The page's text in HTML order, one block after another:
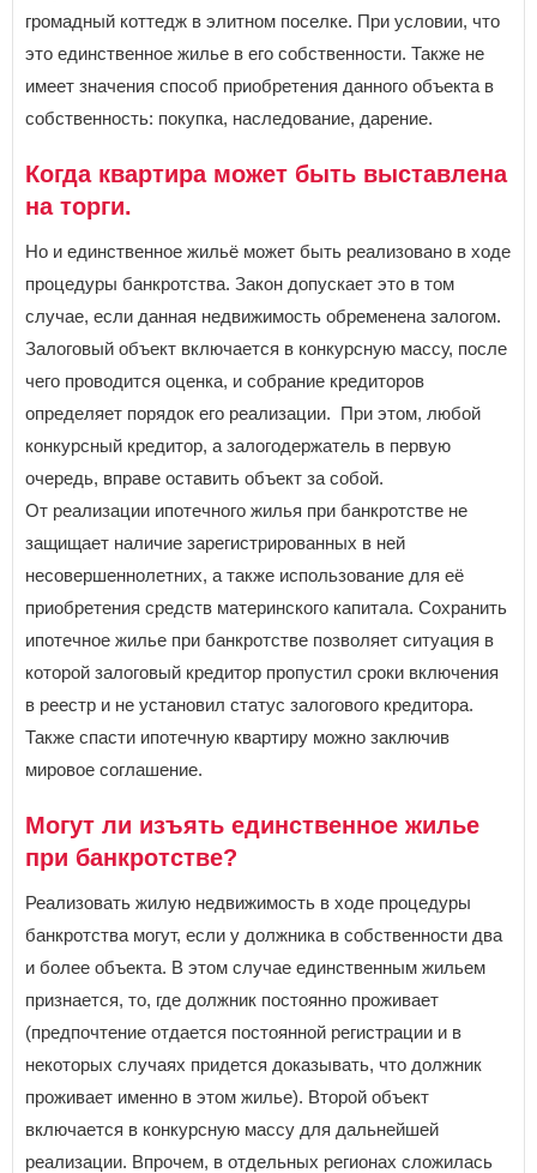
П
Пензенская область
Приморский край
Р
Республика Алтай
Республика Башкортостан
Республика Бурятия
Республика Ингушетия
Республика Калмыкия
Республика Карелия
Республика Крым
Республика Марий Эл
Республика Саха (Якутия)
Республика Северная Осетия - Алания
Республика Татарстан
Республика Тыва
Республика Хакасия
Ростовская область
Рязанская область
С
Самарская область
Саратовская область
Свердловская область
Севастополь
Смоленская область
Ставропольский край
Т
Тамбовская область
Тверская область
Томская область
Тюменская область
У
Удмуртская Республика
громадный коттедж в элитном поселке. При условии, что
это единственное жилье в его собственности. Также не
имеет значения способ приобретения данного объекта в
собственность: покупка, наследование, дарение.
Когда квартира может быть выставлена
на торги.
Но и единственное жильё может быть реализовано в ходе
процедуры банкротства. Закон допускает это в том
случае, если данная недвижимость обременена залогом.
Залоговый объект включается в конкурсную массу, после
чего проводится оценка, и собрание кредиторов
определяет порядок его реализации. При этом, любой
конкурсный кредитор, а залогодержатель в первую
очередь, вправе оставить объект за собой.
От реализации ипотечного жилья при банкротстве не
защищает наличие зарегистрированных в ней
несовершеннолетних, а также использование для её
приобретения средств материнского капитала. Сохранить
ипотечное жилье при банкротстве позволяет ситуация в
которой залоговый кредитор пропустил сроки включения
в реестр и не установил статус залогового кредитора.
Также спасти ипотечную квартиру можно заключив
мировое соглашение.
Могут ли изъять единственное жилье
при банкротстве?
Реализовать жилую недвижимость в ходе процедуры
банкротства могут, если у должника в собственности два
и более объекта. В этом случае единственным жильем
признается, то, где должник постоянно проживает
(предпочтение отдается постоянной регистрации и в
некоторых случаях придется доказывать, что должник
проживает именно в этом жилье). Второй объект
включается в конкурсную массу для дальнейшей
реализации. Впрочем, в отдельных регионах сложилась
Заголовок модального окна
Имя пользователя:
Забыли пароль?
Пароль:
ВОЙТИ
Не запоминать меня
восстановите параль